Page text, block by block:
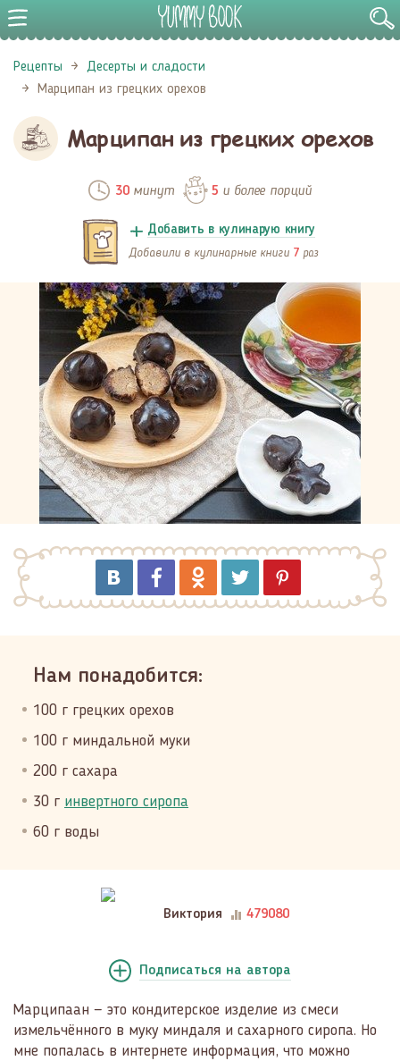
Рецепты
Десерты и сладости
Марципан из грецких орехов
Марципан из грецких орехов
30минут 5 и более порций
Добавить в кулинарую книгу
Добавили в кулинарные книги 7 раз
Нам понадобится:
100 г грецких орехов
100 г миндальной муки
200 г сахара
30 г инвертного сиропа
60 г воды
Виктория 479080
Подписаться на автора
Марципаан — это кондитерское изделие из смеси
измельчённого в муку миндаля и сахарного сиропа. Но
мне попалась в интернете информация, что можно